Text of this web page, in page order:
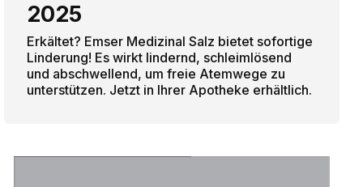
2025
Erkältet? Emser Medizinal Salz bietet sofortige
Linderung! Es wirkt lindernd, schleimlösend
und abschwellend, um freie Atemwege zu
unterstützen. Jetzt in Ihrer Apotheke erhältlich.